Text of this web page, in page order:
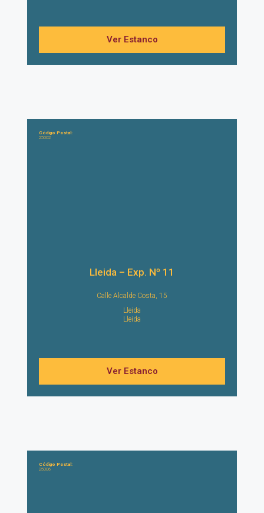
Ver Estanco
Código Postal:
25002
Lleida – Exp. Nº 11
Calle Alcalde Costa, 15
Lleida
Lleida
Ver Estanco
Código Postal:
25006